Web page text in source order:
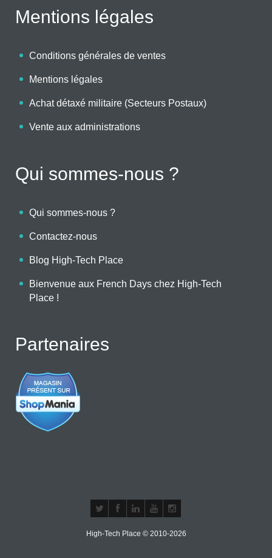
Mentions légales
Conditions générales de ventes
Mentions légales
Achat détaxé militaire (Secteurs Postaux)
Vente aux administrations
Qui sommes-nous ?
Qui sommes-nous ?
Contactez-nous
Blog High-Tech Place
Bienvenue aux French Days chez High-Tech
Place !
Partenaires
High-Tech Place © 2010-2026